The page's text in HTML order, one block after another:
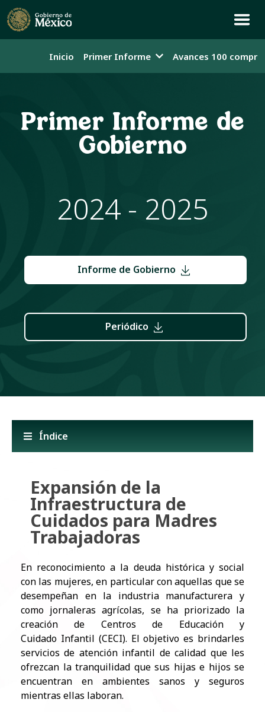
Inicio Primer Informe Avances 100
Primer Informe de
Gobierno
2024 - 2025
Informe de Gobierno
Periódico
Índice
Expansión de la
Infraestructura de
Cuidados para Madres
Trabajadoras
En reconocimiento a la deuda histórica y social
con las mujeres, en particular con aquellas que se
desempeñan en la industria manufacturera y
como jornaleras agrícolas, se ha priorizado la
creación de Centros de Educación y
Cuidado Infantil (CECI). El objetivo es brindarles
servicios de atención infantil de calidad que les
ofrezcan la tranquilidad que sus hijas e hijos se
encuentran en ambientes sanos y seguros
mientras ellas laboran.